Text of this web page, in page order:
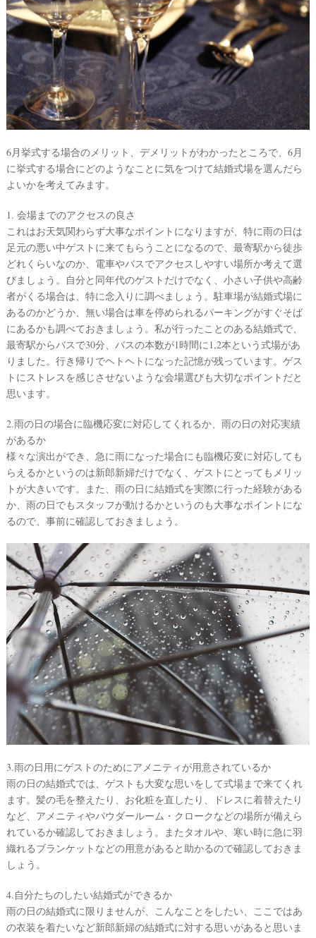
6月挙式する場合のメリット、デメリットがわかったところで、6月
に挙式する場合にどのようなことに気をつけて結婚式場を選んだら
よいかを考えてみます。
1. 会場までのアクセスの良さ
これはお天気関わらず大事なポイントになりますが、特に雨の日は
足元の悪い中ゲストに来てもらうことになるので、最寄駅から徒歩
どれくらいなのか、電車やバスでアクセスしやすい場所か考えて選
びましょう。自分と同年代のゲストだけでなく、小さい子供や高齢
者がくる場合は、特に念入りに調べましょう。駐車場が結婚式場に
あるのかどうか、無い場合は車を停められるパーキングがすぐそば
にあるかも調べておきましょう。私が行ったことのある結婚式で、
最寄駅からバスで30分、バスの本数が1時間に1,2本という式場があ
りました。行き帰りでヘトヘトになった記憶が残っています。ゲス
トにストレスを感じさせないような会場選びも大切なポイントだと
思います。
2.雨の日の場合に臨機応変に対応してくれるか、雨の日の対応実績
があるか
様々な演出ができ、急に雨になった場合にも臨機応変に対応しても
らえるかというのは新郎新婦だけでなく、ゲストにとってもメリッ
トが大きいです。また、雨の日に結婚式を実際に行った経験がある
か、雨の日でもスタッフが動けるかというのも大事なポイントにな
るので、事前に確認しておきましょう。
3.雨の日用にゲストのためにアメニティが用意されているか
雨の日の結婚式では、ゲストも大変な思いをして式場まで来てくれ
ます。髪の毛を整えたり、お化粧を直したり、ドレスに着替えたり
など、アメニティやパウダールーム・クロークなどの場所が備えら
れているか確認しておきましょう。またタオルや、寒い時に急に羽
織れるブランケットなどの用意があると助かるので確認しておきま
しょう。
4.自分たちのしたい結婚式ができるか
雨の日の結婚式に限りませんが、こんなことをしたい、ここではあ
の衣装を着たいなど新郎新婦の結婚式に対する思いがあると思いま